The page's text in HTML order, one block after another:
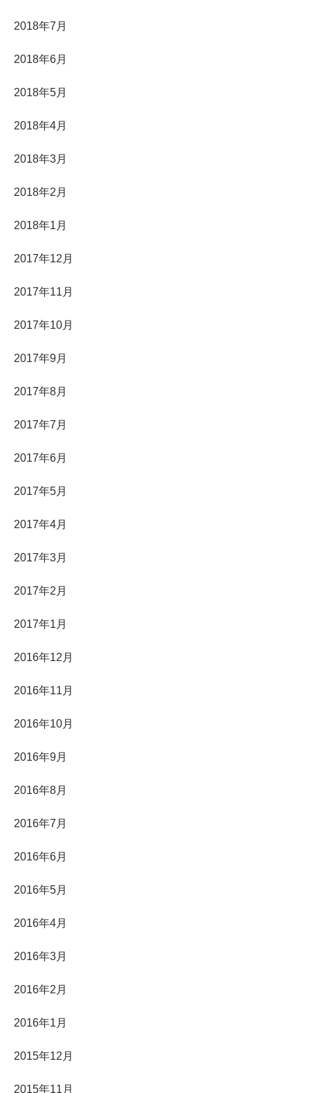
2018年7月
2018年6月
2018年5月
2018年4月
2018年3月
2018年2月
2018年1月
2017年12月
2017年11月
2017年10月
2017年9月
2017年8月
2017年7月
2017年6月
2017年5月
2017年4月
2017年3月
2017年2月
2017年1月
2016年12月
2016年11月
2016年10月
2016年9月
2016年8月
2016年7月
2016年6月
2016年5月
2016年4月
2016年3月
2016年2月
2016年1月
2015年12月
2015年11月